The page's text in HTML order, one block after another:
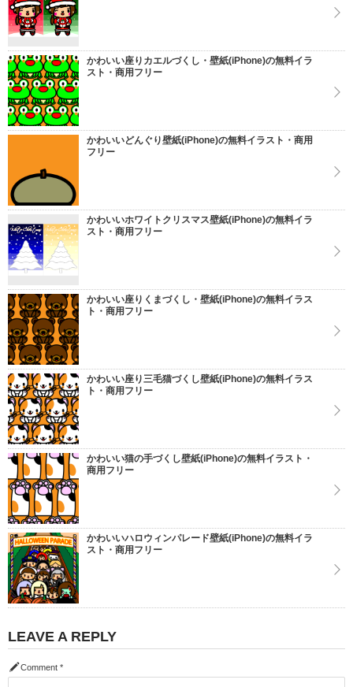
かわいい座りカエルづくし・壁紙(iPhone)の無料イラ
スト・商用フリー
かわいいどんぐり壁紙(iPhone)の無料イラスト・商用
フリー
かわいいホワイトクリスマス壁紙(iPhone)の無料イラ
スト・商用フリー
かわいい座りくまづくし・壁紙(iPhone)の無料イラス
ト・商用フリー
かわいい座り三毛猫づくし壁紙(iPhone)の無料イラス
ト・商用フリー
かわいい猫の手づくし壁紙(iPhone)の無料イラスト・
商用フリー
かわいいハロウィンパレード壁紙(iPhone)の無料イラ
スト・商用フリー
LEAVE A REPLY
Comment *